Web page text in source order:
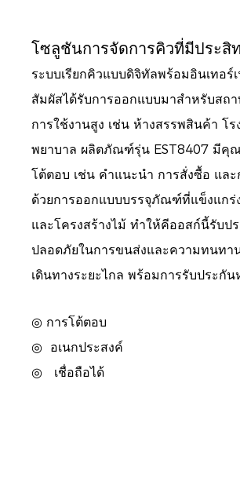
โซลูชันการจัดการคิวที่มีประสิ
ระบบเรียกคิวแบบดิจิทัลพร้อมอินเทอร์
สัมผัสได้รับการออกแบบมาสำหรับสถ
การใช้งานสูง เช่น ห้างสรรพสินค้า โร
พยาบาล ผลิตภัณฑ์รุ่น EST8407 มีคุ
โต้ตอบ เช่น คำแนะนำ การสั่งซื้อ แล
ด้วยการออกแบบบรรจุภัณฑ์ที่แข็งแกร่
และโครงสร้างไม้ ทำให้คีออสก์นี้รับป
ปลอดภัยในการขนส่งและความทนทา
เดินทางระยะไกล พร้อมการรับประกัน
◎ การโต้ตอบ
◎
อเนกประสงค์
◎
เชื่อถือได้